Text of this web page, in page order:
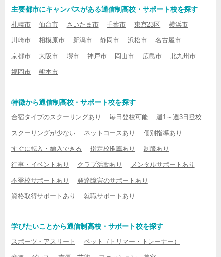
主要都市にキャンパスがある通信制高校・サポート校を探す
札幌市 仙台市 さいたま市 千葉市 東京23区 横浜市
川崎市 相模原市 新潟市 静岡市 浜松市 名古屋市
京都市 大阪市 堺市 神戸市 岡山市 広島市 北九州市
福岡市 熊本市
特徴から通信制高校・サポート校を探す
合宿タイプのスクーリングあり 毎日登校可能 週1～週3日登校
スクーリングが少ない ネットコースあり 個別指導あり
すぐに転入・編入できる 指定校推薦あり 制服あり
行事・イベントあり クラブ活動あり メンタルサポートあり
不登校サポートあり 発達障害のサポートあり
資格取得サポートあり 就職サポートあり
学びたいことから通信制高校・サポート校を探す
スポーツ・アスリート ペット（トリマー・トレーナー）